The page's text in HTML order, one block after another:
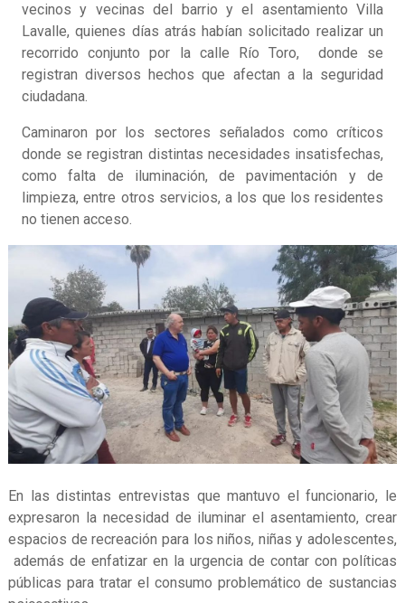
vecinos y vecinas del barrio y el asentamiento Villa
Lavalle, quienes días atrás habían solicitado realizar un
recorrido conjunto por la calle Río Toro, donde se
registran diversos hechos que afectan a la seguridad
ciudadana.
Caminaron por los sectores señalados como críticos
donde se registran distintas necesidades insatisfechas,
como falta de iluminación, de pavimentación y de
limpieza, entre otros servicios, a los que los residentes
no tienen acceso.
En las distintas entrevistas que mantuvo el funcionario, le
expresaron la necesidad de iluminar el asentamiento, crear
espacios de recreación para los niños, niñas y adolescentes,
además de enfatizar en la urgencia de contar con políticas
públicas para tratar el consumo problemático de sustancias